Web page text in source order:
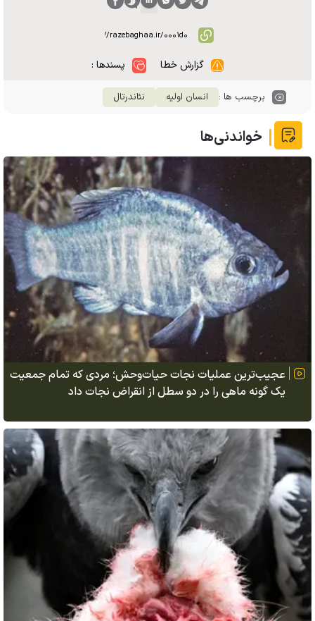
گزارش خطا پسندها :
برچسب ها : انسان اولیه نئاندرتال
خواندنی‌ها
عجیب‌ترین عملیات نجات حیات‌وحش؛ مردی که تمام جمعیت
یک گونه ماهی را در دو سطل از انقراض نجات داد